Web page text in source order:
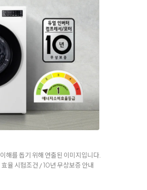
해를 돕기 위해 연출된 이미지입니다.
율 시험조건 / 10년 무상보증 안내